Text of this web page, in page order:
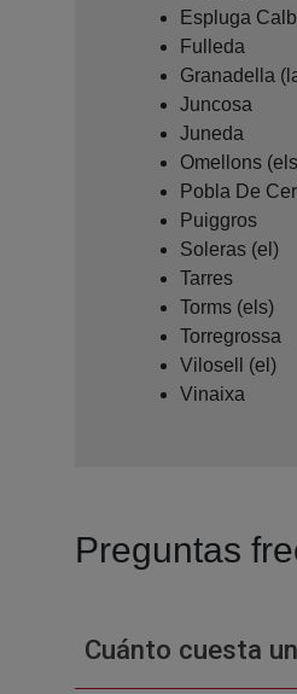
Espluga
Fulleda
Granadella
Juncosa
Juneda
Omellons
Pobla De
Puiggros
Soleras (el)
Tarres
Torms (els)
Torregrossa
Vilosell (el)
Vinaixa
Preguntas
Cuánto cuesta